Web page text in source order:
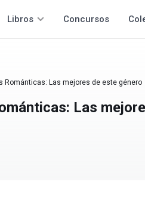
Libros Concursos
Románticas: Las mejores de este género
Las